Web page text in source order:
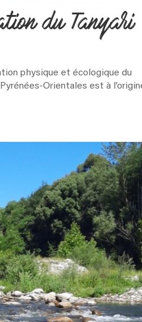
du Tanyari
physique et écologique du
Orientales est à